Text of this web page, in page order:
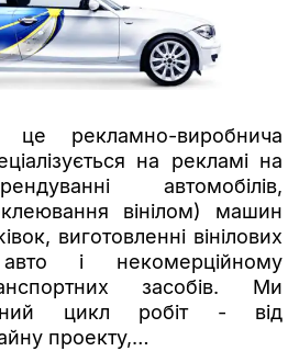
рекламно-виробнича
на рекламі на
автомобілів,
вінілом) машин
виготовленні вінілових
і некомерційному
засобів. Ми
цикл робіт - від
проекту,…